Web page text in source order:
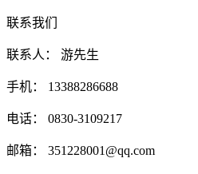
联系我们
联系人： 游先生
手机： 13388286688
电话： 0830-3109217
邮箱： 351228001@qq.com